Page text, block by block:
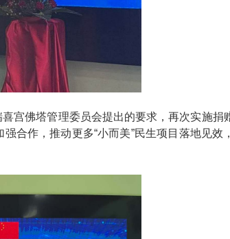
宫佛塔管理委员会提出的要求，再次实施捐
合作，推动更多“小而美”民生项目落地见效